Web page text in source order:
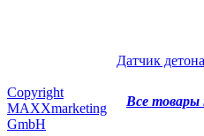
Датчик
Все
Copyright
MAXXmarketing
GmbH